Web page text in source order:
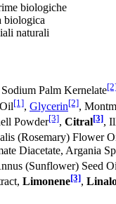
biologiche
biologica
naturali
Sodium Palm Kernelate
[1], Glycerin[2],
Powder[3], Citral[3],
(Rosemary) Flower
Diacetate, Argania
(Sunflower) Seed
Limonene[3],